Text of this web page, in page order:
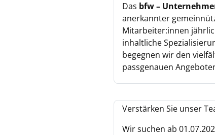
Das bfw –
anerkannter
Mitarbeiter:innen
inhaltliche
begegnen wir den
passgenauen
Verstärken Sie unser
Wir suchen ab